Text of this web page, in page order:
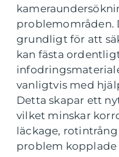
problemområden.
grundligt för att
kan fästa
vanligtvis med
Detta skapar ett
vilket minskar
läckage,
problem kopplade